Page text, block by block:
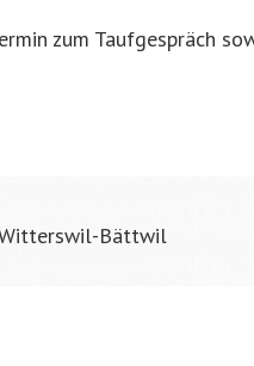
zum Taufgespräch
Witterswil-Bättwil